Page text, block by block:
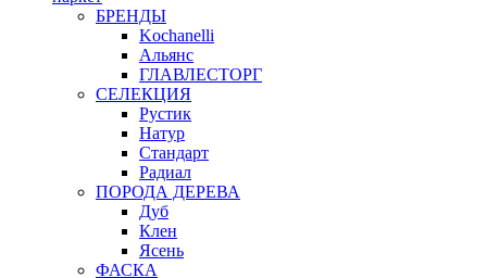
БРЕНДЫ
Kochanelli
Альянс
ГЛАВЛЕСТОРГ
СЕЛЕКЦИЯ
Рустик
Натур
Стандарт
Радиал
ПОРОДА ДЕРЕВА
Дуб
Клен
Ясень
ФАСКА